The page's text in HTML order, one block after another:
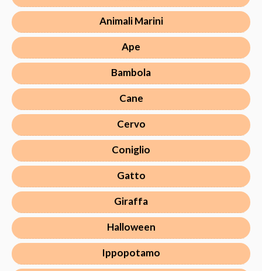
Animali Marini
Ape
Bambola
Cane
Cervo
Coniglio
Gatto
Giraffa
Halloween
Ippopotamo